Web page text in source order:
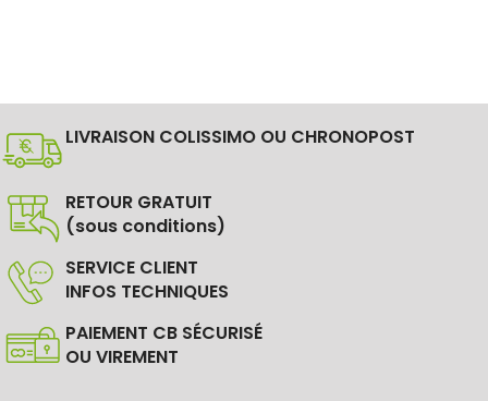
LIVRAISON COLISSIMO OU CHRONOPOST
RETOUR GRATUIT
(sous conditions)
SERVICE CLIENT
INFOS TECHNIQUES
PAIEMENT CB SÉCURISÉ
OU VIREMENT